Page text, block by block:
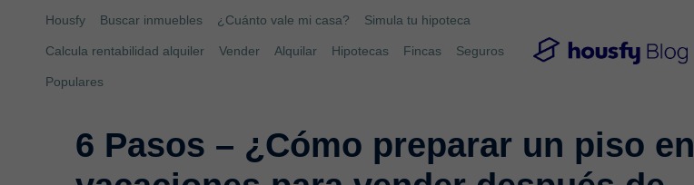
Housfy Buscar inmuebles ¿Cuánto vale mi casa? Simula tu hipoteca
Calcula rentabilidad alquiler Vender Alquilar Hipotecas Fincas Seguros
Populares
6 Pasos – ¿Cómo preparar un piso en